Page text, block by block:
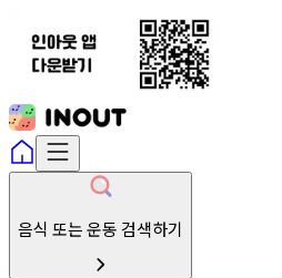
음식 또는 운동 검색하기